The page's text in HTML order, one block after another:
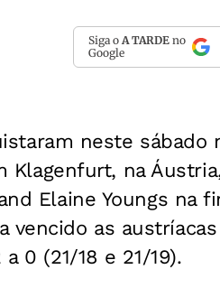
Siga o A TARDE no
Google
neste sábado
Klagenfurt, na
Elaine Youngs na
vencido as
0 (21/18 e 21/19).